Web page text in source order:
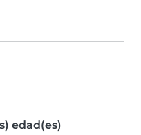
edad(es)